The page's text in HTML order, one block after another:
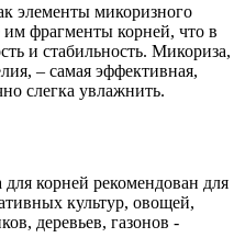
элементы микоризного
фрагменты корней, что в
и стабильность. Микориза,
– самая эффективная,
слегка увлажнить.
корней рекомендован для
культур, овощей,
деревьев, газонов -